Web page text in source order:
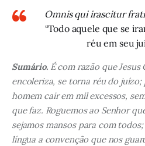
Omnis qui irascitur
“Todo aquele que se
réu em seu
Sumário.É com razão que Jesus
encoleriza, se torna réu do
homem cair em mil excessos,
que faz. Roguemos ao Senhor
sejamos mansos para com
língua a convenção que nos